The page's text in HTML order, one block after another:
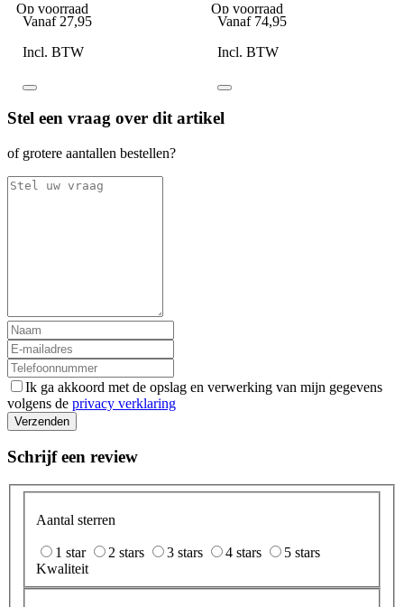
Op voorraad
Vanaf 27,95
Incl. BTW
Op voorraad
Vanaf 74,95
Incl. BTW
Stel een vraag over dit artikel
of grotere aantallen bestellen?
Ik ga akkoord met de opslag en verwerking van mijn gegevens
volgens de privacy verklaring
Verzenden
Schrijf een review
Aantal sterren
1 star 2 stars 3 stars 4 stars
5 stars
Kwaliteit